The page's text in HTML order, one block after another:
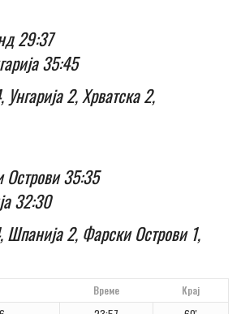
29:37
35:45
2, Хрватска 2,
35:35
32:30
Шпанија 2, Фарски Острови 1,
Време Крај